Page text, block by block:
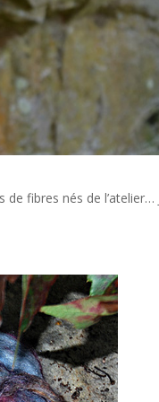
fibres nés de l’atelier…